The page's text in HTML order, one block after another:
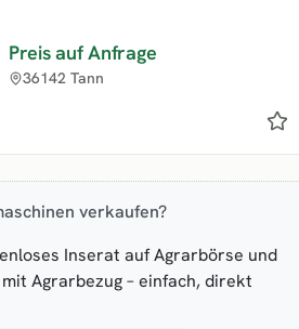
Preis auf Anfrage
36142 Tann
verkaufen?
Inserat auf Agrarbörse und
Agrarbezug – einfach, direkt